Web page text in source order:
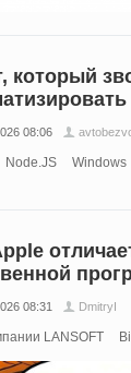
который
08:06
Node.JS Windows
08:31 DmitryI
LANSOFT